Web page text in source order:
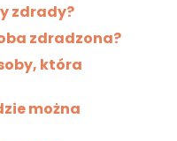
zdrady?
zdradzona?
która
można